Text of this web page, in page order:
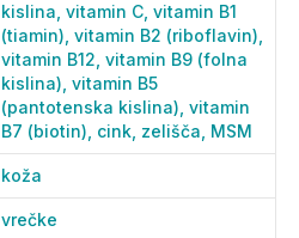
kislina, vitamin C, vitamin B1
(tiamin), vitamin B2 (riboflavin),
vitamin B12, vitamin B9 (folna
kislina), vitamin B5
(pantotenska kislina), vitamin
B7 (biotin), cink, zelišča, MSM
koža
vrečke